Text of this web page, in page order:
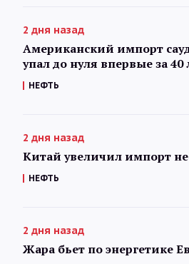
2 дня назад
Американский импорт
упал до нуля впервые за 40
НЕФТЬ
2 дня назад
Китай увеличил импорт
НЕФТЬ
2 дня назад
Жара бьет по энергетике